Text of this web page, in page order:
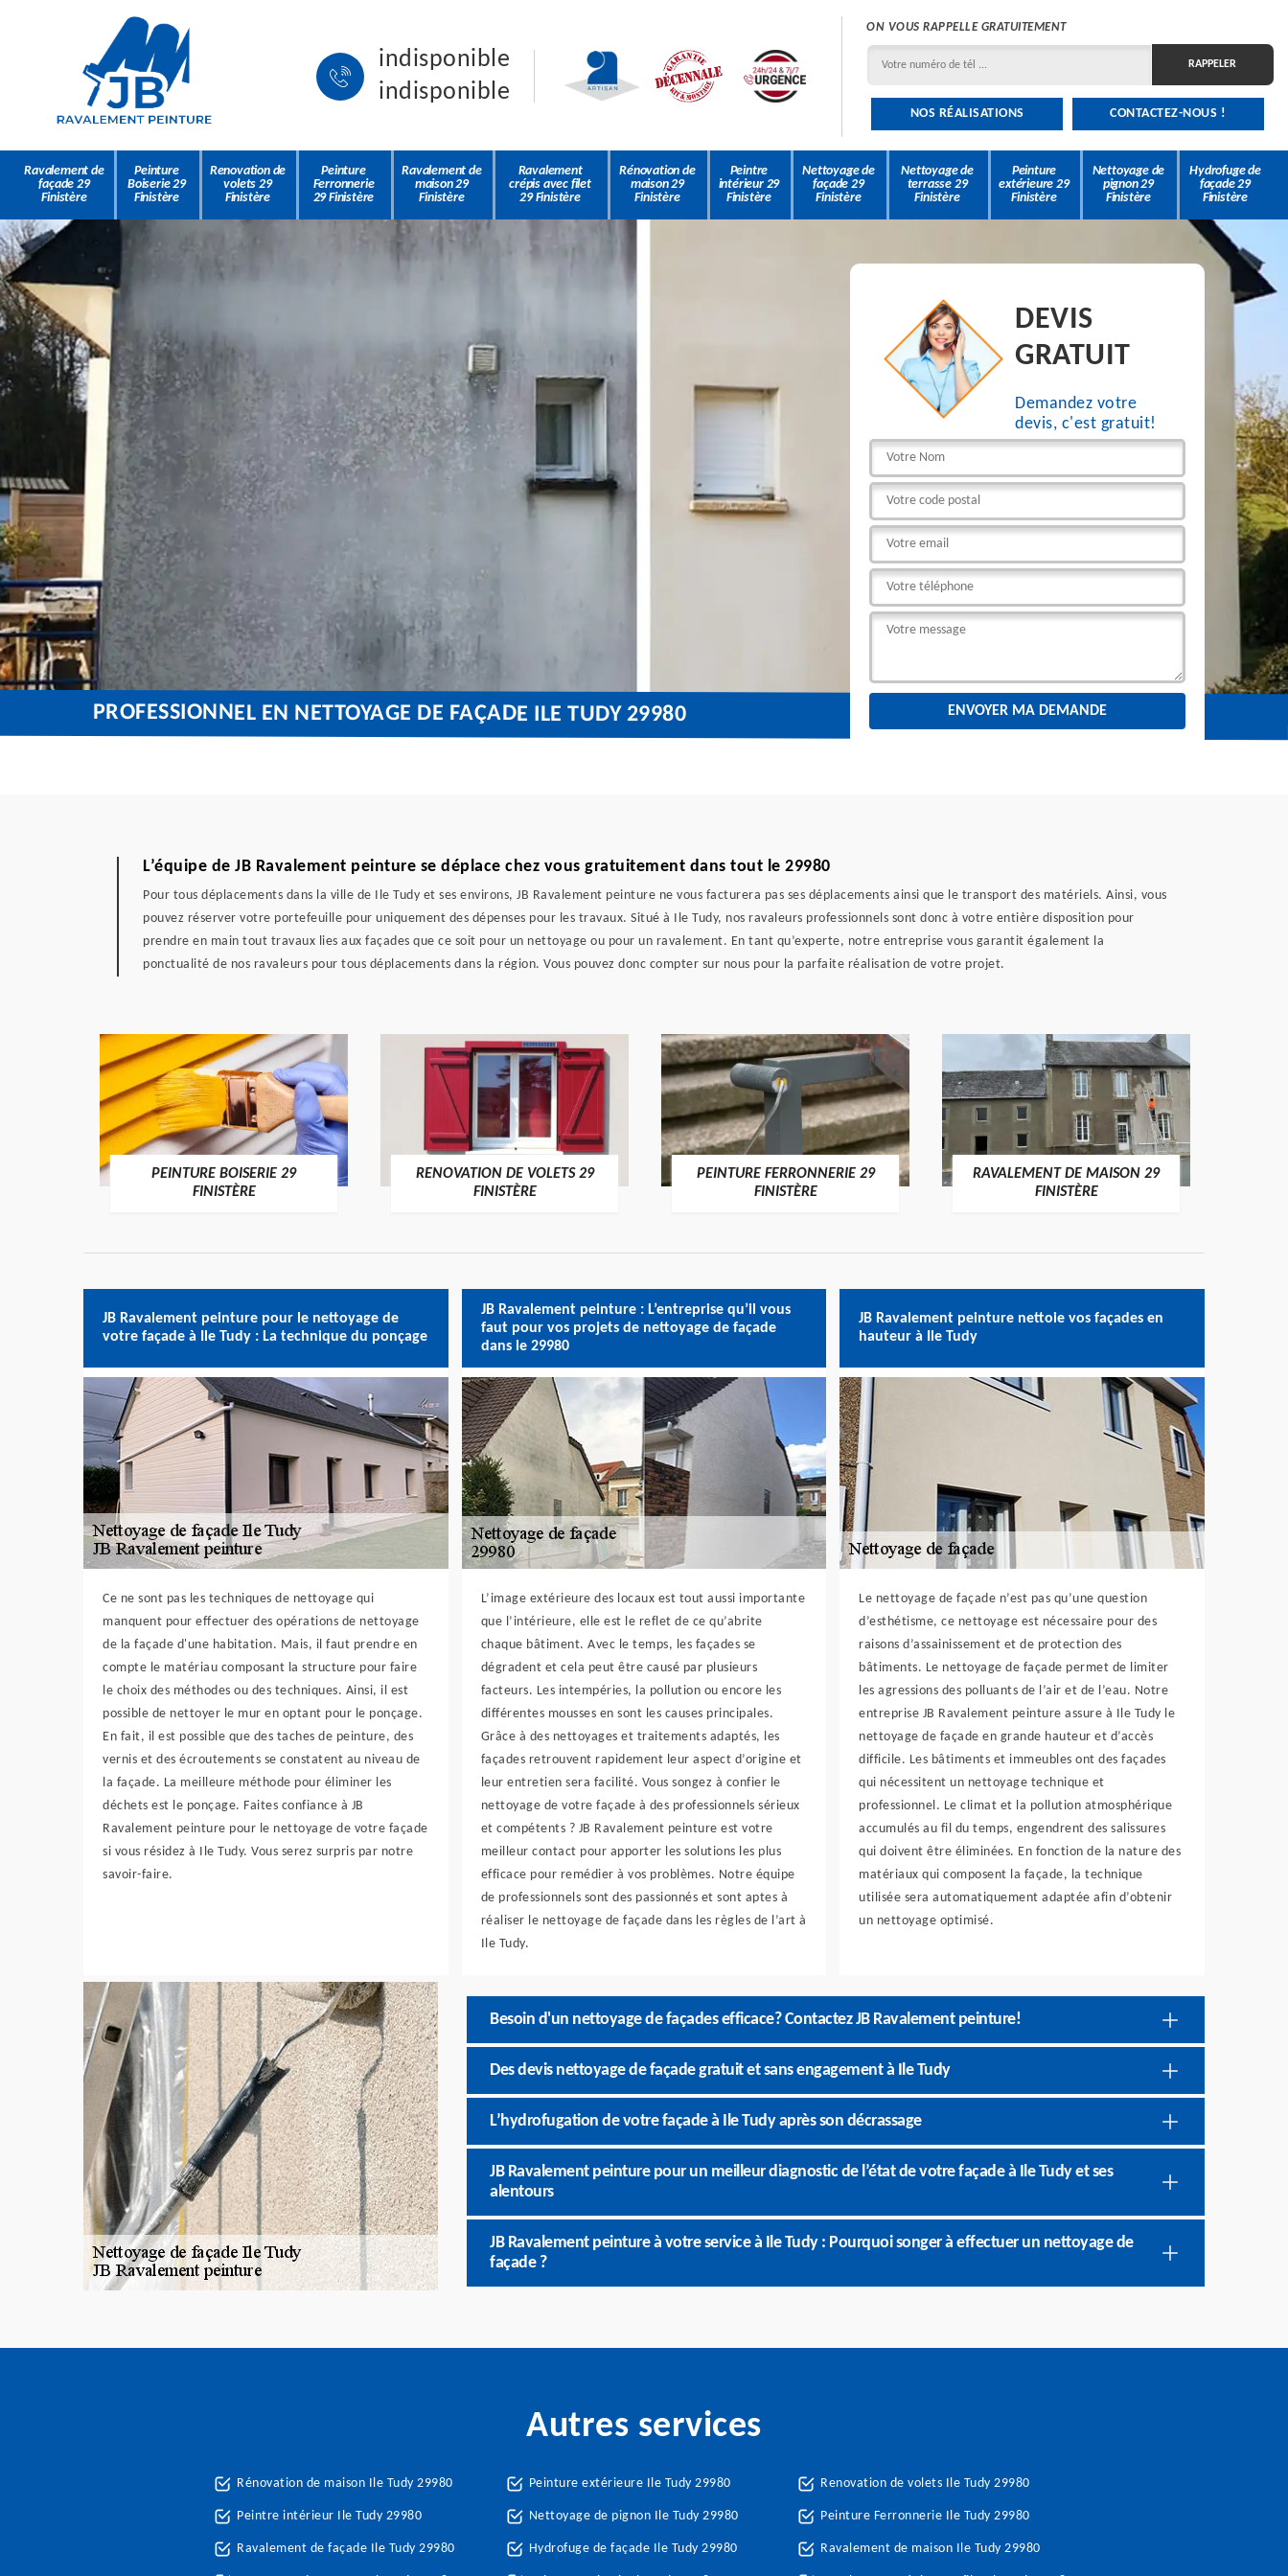
indisponible
indisponible
ON VOUS RAPPELLE GRATUITEMENT
NOS RÉALISATIONS CONTACTEZ-NOUS !
Ravalement de
façade 29
Finistère
Peinture
Boiserie 29
Finistère
Renovation de
volets 29
Finistère
Peinture
Ferronnerie
29 Finistère
Ravalement de
maison 29
Finistère
Ravalement
crépis avec filet
29 Finistère
Rénovation de
maison 29
Finistère
Peintre
intérieur 29
Finistère
Nettoyage de
façade 29
Finistère
Nettoyage de
terrasse 29
Finistère
Peinture
extérieure 29
Finistère
Nettoyage de
pignon 29
Finistère
Hydrofuge de
façade 29
Finistère
DEVIS
GRATUIT
Demandez votre
devis, c'est gratuit!
PROFESSIONNEL EN NETTOYAGE DE FAÇADE ILE TUDY 29980
L’équipe de JB Ravalement peinture se déplace chez vous gratuitement dans tout le 29980
Pour tous déplacements dans la ville de Ile Tudy et ses environs, JB Ravalement peinture ne vous facturera pas ses déplacements ainsi que le transport des matériels. Ainsi, vous
pouvez réserver votre portefeuille pour uniquement des dépenses pour les travaux. Situé à Ile Tudy, nos ravaleurs professionnels sont donc à votre entière disposition pour
prendre en main tout travaux lies aux façades que ce soit pour un nettoyage ou pour un ravalement. En tant qu’experte, notre entreprise vous garantit également la
ponctualité de nos ravaleurs pour tous déplacements dans la région. Vous pouvez donc compter sur nous pour la parfaite réalisation de votre projet.
PEINTURE BOISERIE 29
FINISTÈRE
RENOVATION DE VOLETS 29
FINISTÈRE
PEINTURE FERRONNERIE 29
FINISTÈRE
RAVALEMENT DE MAISON 29
FINISTÈRE
JB Ravalement peinture pour le nettoyage de
votre façade à Ile Tudy : La technique du ponçage
Ce ne sont pas les techniques de nettoyage qui
manquent pour effectuer des opérations de nettoyage
de la façade d'une habitation. Mais, il faut prendre en
compte le matériau composant la structure pour faire
le choix des méthodes ou des techniques. Ainsi, il est
possible de nettoyer le mur en optant pour le ponçage.
En fait, il est possible que des taches de peinture, des
vernis et des écroutements se constatent au niveau de
la façade. La meilleure méthode pour éliminer les
déchets est le ponçage. Faites confiance à JB
Ravalement peinture pour le nettoyage de votre façade
si vous résidez à Ile Tudy. Vous serez surpris par notre
savoir-faire.
JB Ravalement peinture : L’entreprise qu’il vous
faut pour vos projets de nettoyage de façade
dans le 29980
L’image extérieure des locaux est tout aussi importante
que l’intérieure, elle est le reflet de ce qu’abrite
chaque bâtiment. Avec le temps, les façades se
dégradent et cela peut être causé par plusieurs
facteurs. Les intempéries, la pollution ou encore les
différentes mousses en sont les causes principales.
Grâce à des nettoyages et traitements adaptés, les
façades retrouvent rapidement leur aspect d’origine et
leur entretien sera facilité. Vous songez à confier le
nettoyage de votre façade à des professionnels sérieux
et compétents ? JB Ravalement peinture est votre
meilleur contact pour apporter les solutions les plus
efficace pour remédier à vos problèmes. Notre équipe
de professionnels sont des passionnés et sont aptes à
réaliser le nettoyage de façade dans les règles de l’art à
Ile Tudy.
JB Ravalement peinture nettoie vos façades en
hauteur à Ile Tudy
Le nettoyage de façade n’est pas qu’une question
d’esthétisme, ce nettoyage est nécessaire pour des
raisons d’assainissement et de protection des
bâtiments. Le nettoyage de façade permet de limiter
les agressions des polluants de l’air et de l’eau. Notre
entreprise JB Ravalement peinture assure à Ile Tudy le
nettoyage de façade en grande hauteur et d’accès
difficile. Les bâtiments et immeubles ont des façades
qui nécessitent un nettoyage technique et
professionnel. Le climat et la pollution atmosphérique
accumulés au fil du temps, engendrent des salissures
qui doivent être éliminées. En fonction de la nature des
matériaux qui composent la façade, la technique
utilisée sera automatiquement adaptée afin d’obtenir
un nettoyage optimisé.
Besoin d'un nettoyage de façades efficace? Contactez JB Ravalement peinture!
Des devis nettoyage de façade gratuit et sans engagement à Ile Tudy
L’hydrofugation de votre façade à Ile Tudy après son décrassage
JB Ravalement peinture pour un meilleur diagnostic de l’état de votre façade à Ile Tudy et ses
alentours
JB Ravalement peinture à votre service à Ile Tudy : Pourquoi songer à effectuer un nettoyage de
façade ?
Autres services
Rénovation de maison Ile Tudy 29980
Peintre intérieur Ile Tudy 29980
Ravalement de façade Ile Tudy 29980
Peinture extérieure Ile Tudy 29980
Nettoyage de pignon Ile Tudy 29980
Hydrofuge de façade Ile Tudy 29980
Renovation de volets Ile Tudy 29980
Peinture Ferronnerie Ile Tudy 29980
Ravalement de maison Ile Tudy 29980